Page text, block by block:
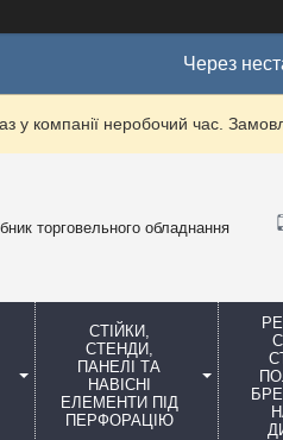
Через
у компанії неробочий час.
торговельного обладнання
СТІЙКИ,
СТЕНДИ,
ПАНЕЛІ ТА
НАВІСНІ
ЕЛЕМЕНТИ ПІД
ПЕРФОРАЦІЮ